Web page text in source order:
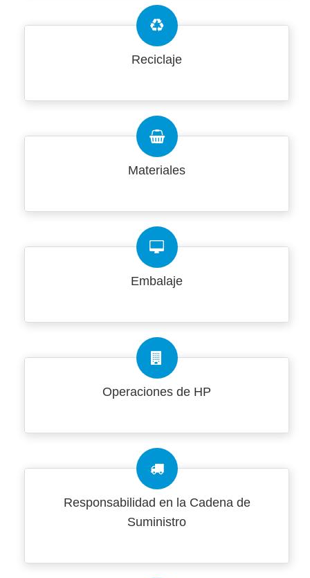
Reciclaje
Materiales
Embalaje
Operaciones de HP
Responsabilidad en la Cadena de
Suministro